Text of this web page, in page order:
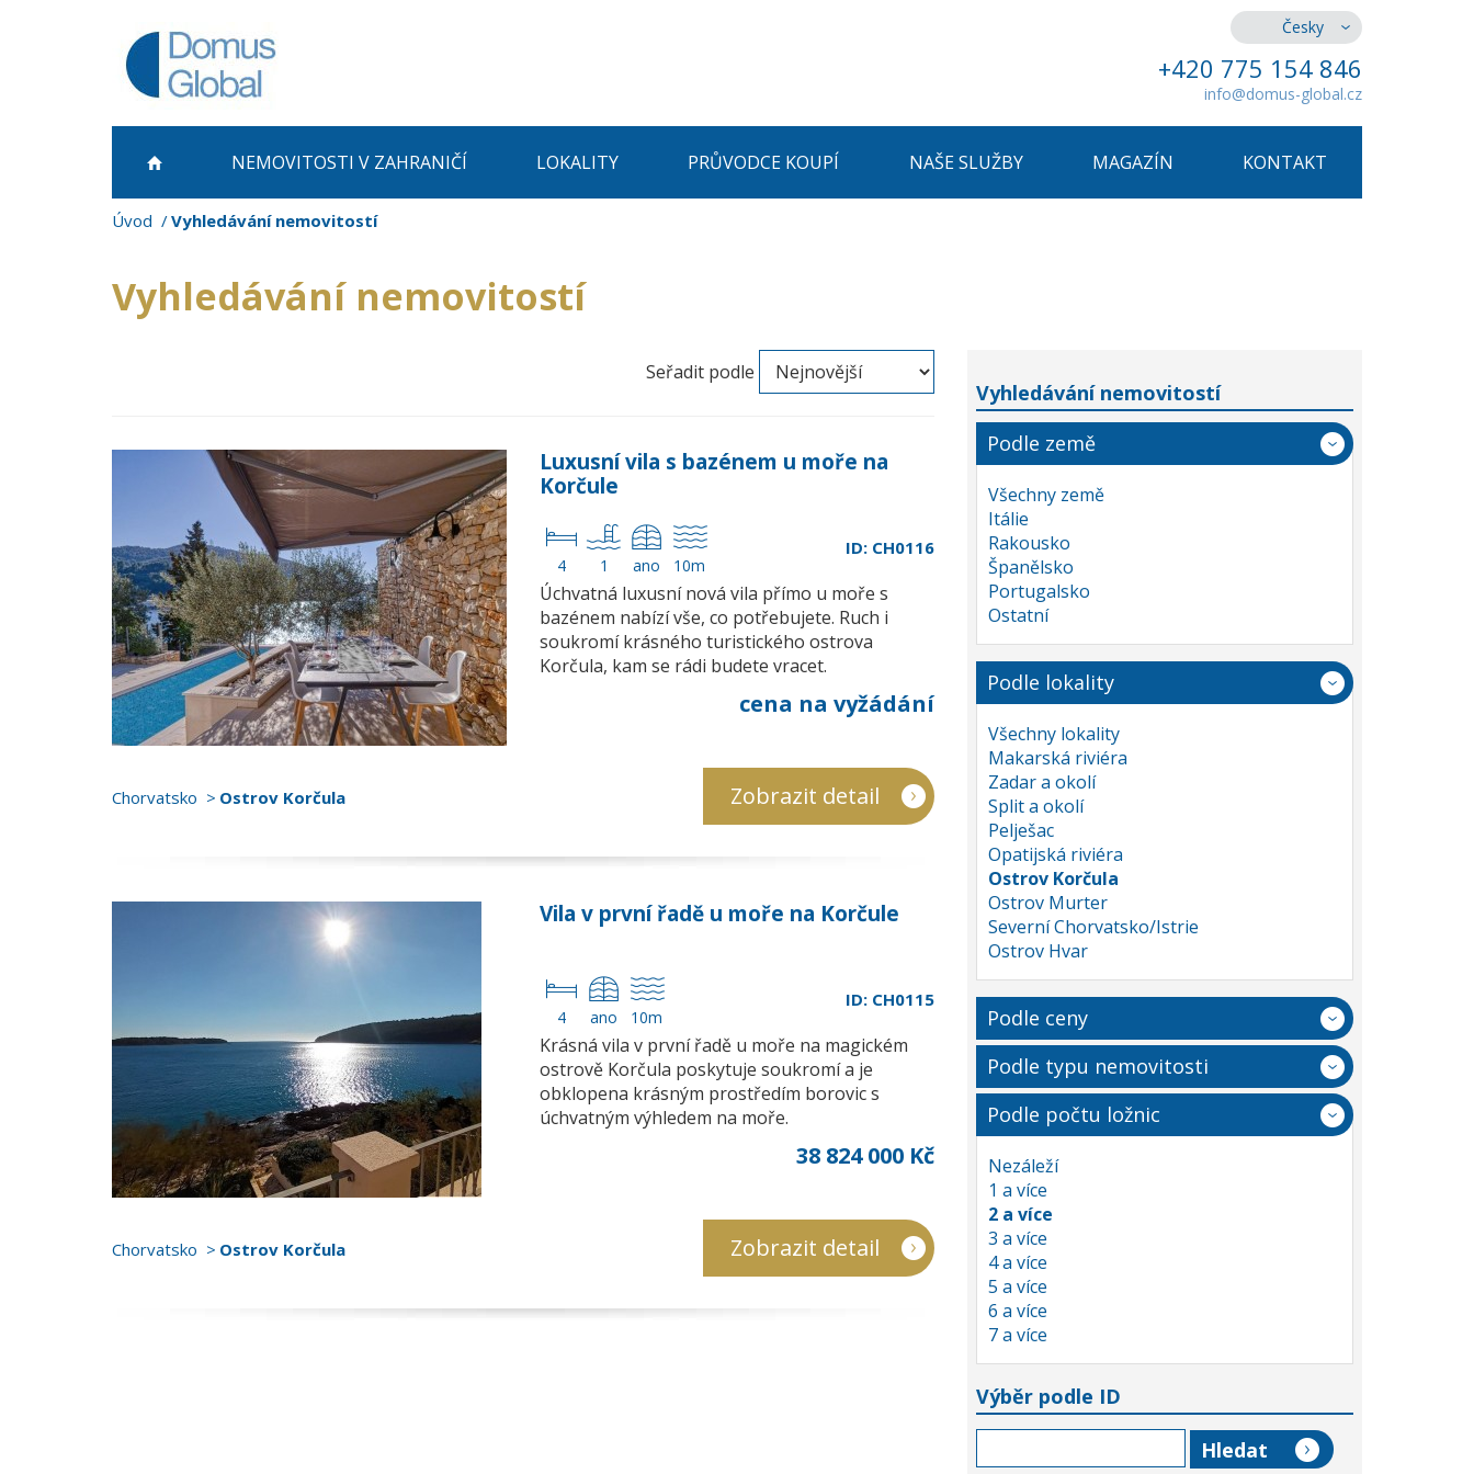
Česky
+420 775 154 846
info@domus-global.cz
NEMOVITOSTI V ZAHRANIČÍ LOKALITY PRŮVODCE KOUPÍ NAŠE SLUŽBY MAGAZÍN KONTAKT
Úvod Vyhledávání nemovitostí
Vyhledávání nemovitostí
Seřadit podle
Luxusní vila s bazénem u moře na
Korčule
4 1 ano 10m
ID: CH0116
Úchvatná luxusní nová vila přímo u moře s
bazénem nabízí vše, co potřebujete. Ruch i
soukromí krásného turistického ostrova
Korčula, kam se rádi budete vracet.
cena na vyžádání
Chorvatsko Ostrov Korčula Zobrazit detail
Vila v první řadě u moře na Korčule
4 ano 10m
ID: CH0115
Krásná vila v první řadě u moře na magickém
ostrově Korčula poskytuje soukromí a je
obklopena krásným prostředím borovic s
úchvatným výhledem na moře.
38 824 000 Kč
Chorvatsko Ostrov Korčula Zobrazit detail
Vyhledávání nemovitostí
Podle země
Všechny země
Itálie
Rakousko
Španělsko
Portugalsko
Ostatní
Podle lokality
Všechny lokality
Makarská riviéra
Zadar a okolí
Split a okolí
Pelješac
Opatijská riviéra
Ostrov Korčula
Ostrov Murter
Severní Chorvatsko/Istrie
Ostrov Hvar
Podle ceny
Podle typu nemovitosti
Podle počtu ložnic
Nezáleží
1 a více
2 a více
3 a více
4 a více
5 a více
6 a více
7 a více
Výběr podle ID